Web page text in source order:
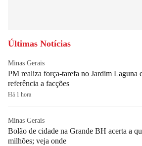
Últimas Notícias
Minas Gerais
PM realiza força-tarefa no Jardim Laguna
referência a facções
Há 1 hora
Minas Gerais
Bolão de cidade na Grande BH acerta a
milhões; veja onde